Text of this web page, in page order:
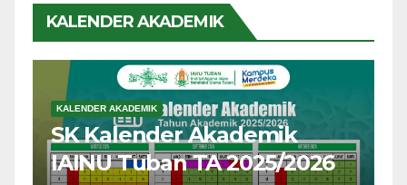
KALENDER AKADEMIK
KALENDER AKADEMIK
SK Kalender Akademik
IAINU Tuban TA 2025/2026